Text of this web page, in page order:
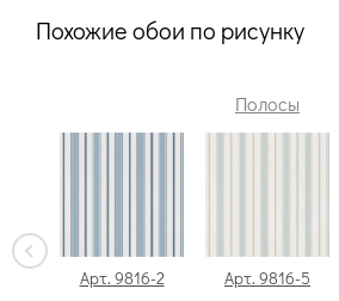
Похожие обои по рисунку
Полосы
Арт. 9816-2 Арт. 9816-5